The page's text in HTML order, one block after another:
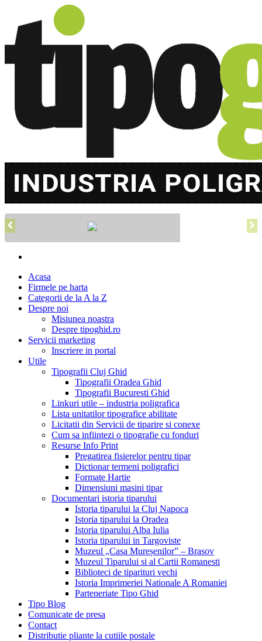
Acasa
Firmele pe harta
Categorii de la A la Z
Despre noi
Misiunea noastra
Despre tipoghid.ro
Servicii marketing
Inscriere in portal
Utile
Tipografii Cluj Ghid
Tipografii Oradea Ghid
Tipografii Bucuresti Ghid
Linkuri utile – industria poligrafica
Lista unitatilor tipografice abilitate
Licitatii din Servicii de tiparire si conexe
Cum sa infiintezi o tipografie cu fonduri
Resurse Info Print
Pregatirea fisierelor pentru tipar
Dictionar termeni poligrafici
Formate Hartie
Dimensiuni masini tipar
Documentari istoria tiparului
Istoria tiparului la Cluj Napoca
Istoria tiparului la Oradea
Istoria tiparului Alba Iulia
Istoria tiparului in Targoviste
Muzeul „Casa Mureșenilor” – Brasov
Muzeul Tiparului si al Cartii Romanesti
Biblioteci de tiparituri vechi
Istoria Imprimeriei Nationale A Romaniei
Parteneriate Tipo Ghid
Tipo Blog
Comunicate de presa
Contact
Distributie pliante la cutiile postale